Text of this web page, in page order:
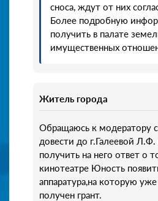
сноса, ждут от них
Более подробную
получить в палате
имущественных
Житель города
Обращаюсь к модератору
довести до г.Галеевой Л.Ф.
получить на него ответ о
кинотеатре Юность
аппаратура,на которую
получен грант.